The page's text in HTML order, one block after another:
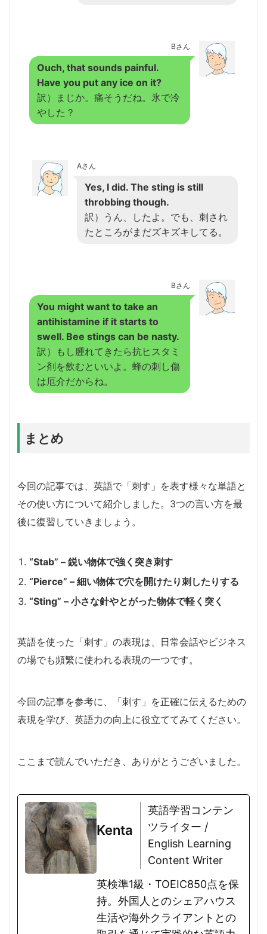
Bさん
Ouch, that sounds painful.
Have you put any ice on it?
訳）まじか。痛そうだね。氷で冷
やした？
Aさん
Yes, I did. The sting is still
throbbing though.
訳）うん、したよ。でも、刺され
たところがまだズキズキしてる。
Bさん
You might want to take an
antihistamine if it starts to
swell. Bee stings can be nasty.
訳）もし腫れてきたら抗ヒスタミ
ン剤を飲むといいよ。蜂の刺し傷
は厄介だからね。
まとめ
今回の記事では、英語で「刺す」を表す様々な単語と
その使い方について紹介しました。3つの言い方を最
後に復習していきましょう。
“Stab” – 鋭い物体で強く突き刺す
“Pierce” – 細い物体で穴を開けたり刺したりする
“Sting” – 小さな針やとがった物体で軽く突く
英語を使った「刺す」の表現は、日常会話やビジネス
の場でも頻繁に使われる表現の一つです。
今回の記事を参考に、「刺す」を正確に伝えるための
表現を学び、英語力の向上に役立ててみてください。
ここまで読んでいただき、ありがとうございました。
Kenta
英語学習コンテン
ツライター /
English Learning
Content Writer
英検準1級・TOEIC850点を保
持。外国人とのシェアハウス
生活や海外クライアントとの